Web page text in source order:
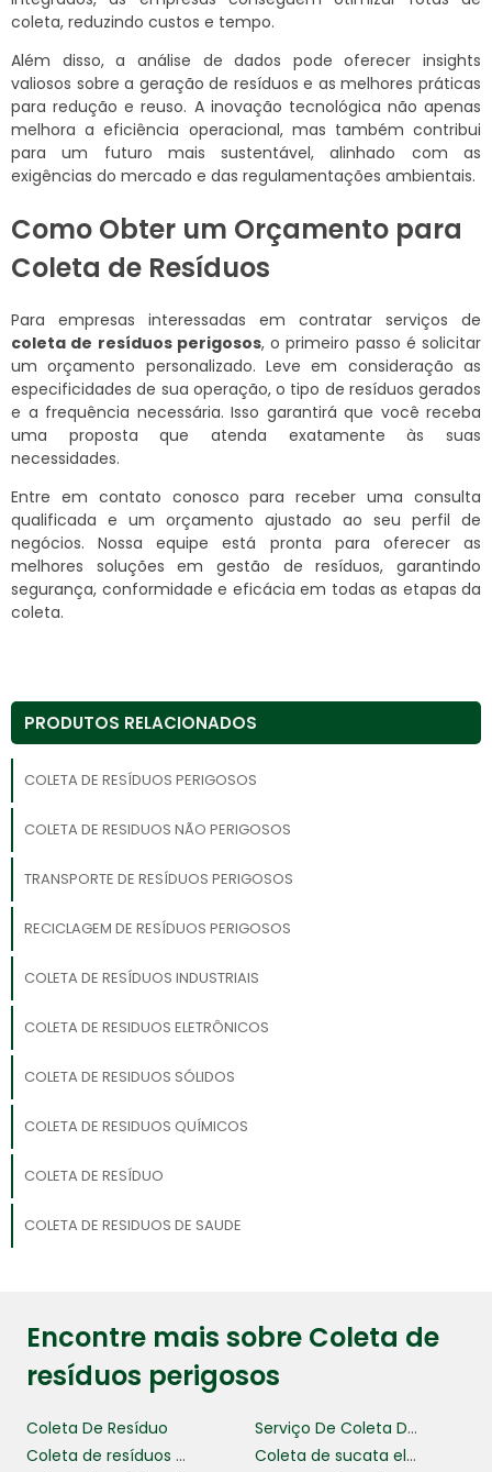
coleta, reduzindo custos e tempo.
Além disso, a análise de dados pode oferecer insights
valiosos sobre a geração de resíduos e as melhores práticas
para redução e reuso. A inovação tecnológica não apenas
melhora a eficiência operacional, mas também contribui
para um futuro mais sustentável, alinhado com as
exigências do mercado e das regulamentações ambientais.
Como Obter um Orçamento para
Coleta de Resíduos
Para empresas interessadas em contratar serviços de
coleta de resíduos perigosos, o primeiro passo é solicitar
um orçamento personalizado. Leve em consideração as
especificidades de sua operação, o tipo de resíduos gerados
e a frequência necessária. Isso garantirá que você receba
uma proposta que atenda exatamente às suas
necessidades.
Entre em contato conosco para receber uma consulta
qualificada e um orçamento ajustado ao seu perfil de
negócios. Nossa equipe está pronta para oferecer as
melhores soluções em gestão de resíduos, garantindo
segurança, conformidade e eficácia em todas as etapas da
coleta.
PRODUTOS RELACIONADOS
COLETA DE RESÍDUOS PERIGOSOS
COLETA DE RESIDUOS NÃO PERIGOSOS
TRANSPORTE DE RESÍDUOS PERIGOSOS
RECICLAGEM DE RESÍDUOS PERIGOSOS
COLETA DE RESÍDUOS INDUSTRIAIS
COLETA DE RESIDUOS ELETRÔNICOS
COLETA DE RESIDUOS SÓLIDOS
COLETA DE RESIDUOS QUÍMICOS
COLETA DE RESÍDUO
COLETA DE RESIDUOS DE SAUDE
Encontre mais sobre Coleta de
resíduos perigosos
Coleta De Resíduo
Serviço De Coleta De Resíduos
Coleta de resíduos perigosos
Coleta de sucata eletrônica